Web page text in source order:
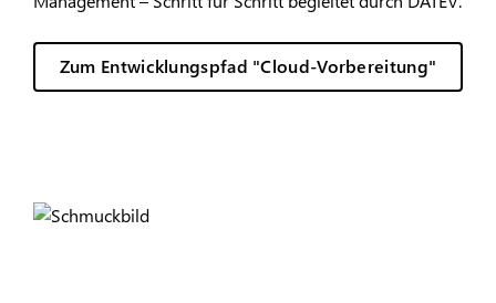
Zum Entwicklungspfad "Cloud-Vorbereitung"